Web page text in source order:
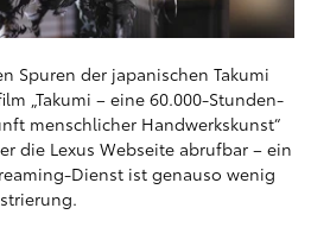
Spuren der japanischen Takumi
„Takumi – eine 60.000-Stunden-
menschlicher Handwerkskunst“
die Lexus Webseite abrufbar – ein
Dienst ist genauso wenig